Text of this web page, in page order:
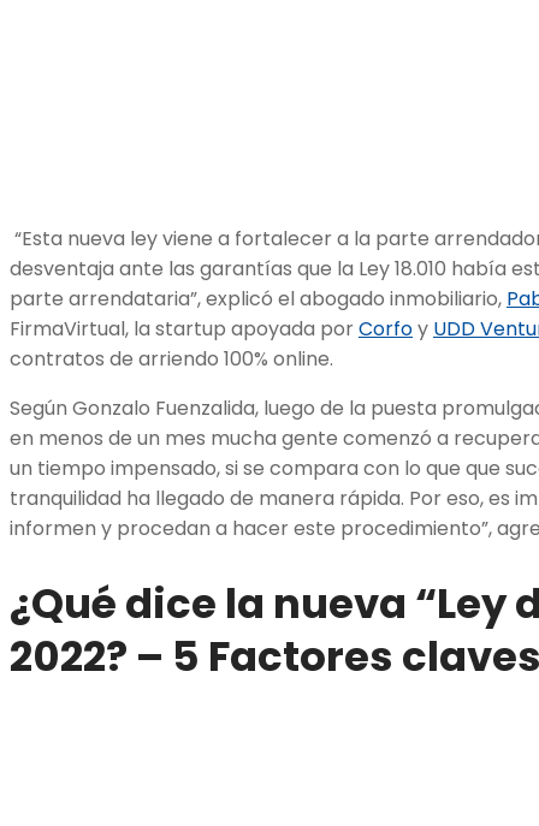
“Esta nueva ley viene a fortalecer a la parte
desventaja ante las garantías que la Ley 18.010 había
parte arrendataria”, explicó el abogado inmobiliario,
FirmaVirtual, la startup apoyada porCorfoy UDD
contratos de arriendo 100% online.
Según Gonzalo Fuenzalida, luego de la puesta
en menos de un mes mucha gente comenzó a
un tiempo impensado, si se compara con lo que que
tranquilidad ha llegado de manera rápida. Por eso, es
informen y procedan a hacer este procedimiento”,
¿Qué dice la nueva “Ley
2022? – 5 Factores